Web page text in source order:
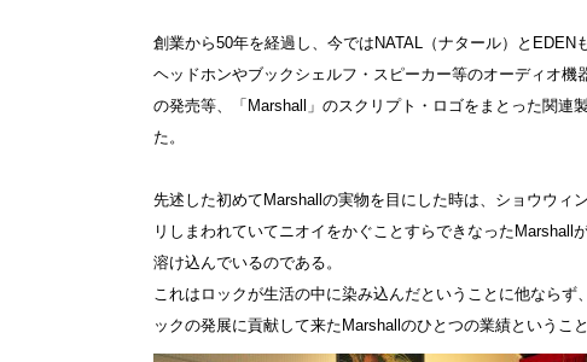
創業から50年を経過し、今ではNATAL（ナタール）とEDEN
ヘッドホンやブックシェルフ・スピーカー等のオーディオ機
の発売等、「Marshall」のスクリプト・ロゴをまとった関連
た。
先述した初めてMarshallの実物を目にした時は、ショウウィ
リしまわれていてニオイをかぐことすらできなったMarshall
溶け込んでいるのである。
これはロックが生活の中に染み込んだということに他ならず
ックの発展に貢献して来たMarshallのひとつの業績というこ